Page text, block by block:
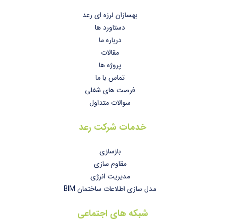
بهسازان لرزه ای رعد
دستاورد ها
درباره ما
مقالات
پروژه ها
تماس با ما
فرصت های شغلی
سوالات متداول
خدمات شرکت رعد
بازسازی
مقاوم سازی
مدیریت انرژی
مدل سازی اطلاعات ساختمان BIM
شبکه های اجتماعی